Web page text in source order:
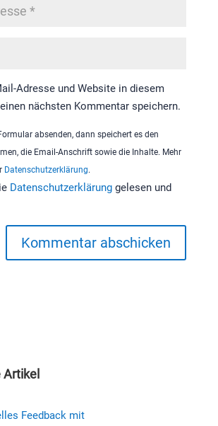
Adresse und Website in diesem
nächsten Kommentar speichern.
absenden, dann speichert es den
die Email-Anschrift sowie die Inhalte. Mehr
Datenschutzerklärung.
Datenschutzerklärung gelesen und
Kommentar abschicken
Feedback mit